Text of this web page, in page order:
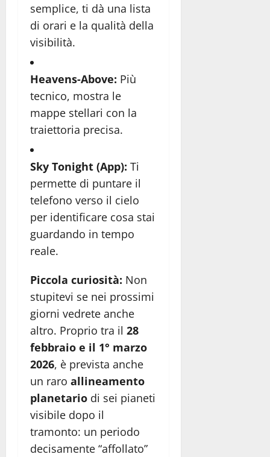
semplice, ti dà una lista
di orari e la qualità della
visibilità.
Heavens-Above: Più
tecnico, mostra le
mappe stellari con la
traiettoria precisa.
Sky Tonight (App): Ti
permette di puntare il
telefono verso il cielo
per identificare cosa stai
guardando in tempo
reale.
Piccola curiosità: Non
stupitevi se nei prossimi
giorni vedrete anche
altro. Proprio tra il 28
febbraio e il 1° marzo
2026, è prevista anche
un raro allineamento
planetario di sei pianeti
visibile dopo il
tramonto: un periodo
decisamente “affollato”